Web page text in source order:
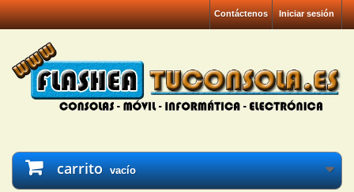
Iniciar sesión
Contáctenos
carrito vacío